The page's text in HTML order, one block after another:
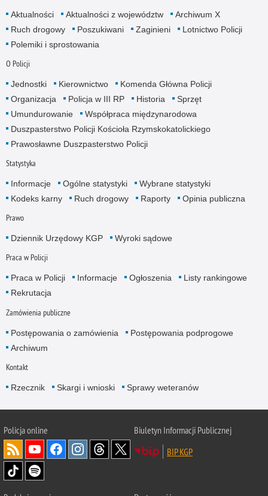
Aktualności Aktualności z województw
Archiwum X
Ruch drogowy
Poszukiwani Zaginieni
Lotnictwo Policji
Polemiki i sprostowania
O Policji
Jednostki Kierownictwo
Komenda Główna Policji
Organizacja
Policja w III RP Historia
Sprzęt
Umundurowanie
Współpraca międzynarodowa
Duszpasterstwo Policji Kościoła Rzymskokatolickiego
Prawosławne Duszpasterstwo Policji
Statystyka
Informacje Ogólne statystyki
Wybrane statystyki
Kodeks karny
Ruch drogowy Raporty Opinia publiczna
Prawo
Dziennik Urzędowy KGP Wyroki sądowe
Praca w Policji
Praca w Policji Informacje Ogłoszenia
Listy rankingowe
Rekrutacja
Zamówienia publiczne
Postępowania o zamówienia
Postępowania podprogowe
Archiwum
Kontakt
Rzecznik Skargi i wnioski Sprawy weteranów
Policjaonline
Biuletyn Informacji Publicznej
BIP KGP